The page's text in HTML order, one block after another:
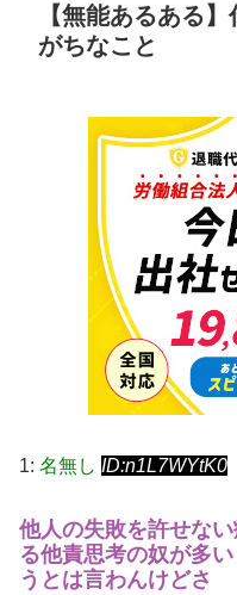
【無能あるある
がちなこと
1: 名無し ID:n1L7WYtK0
他人の失敗を許せな
る他責思考の奴が多い
うとは言わんけどさ